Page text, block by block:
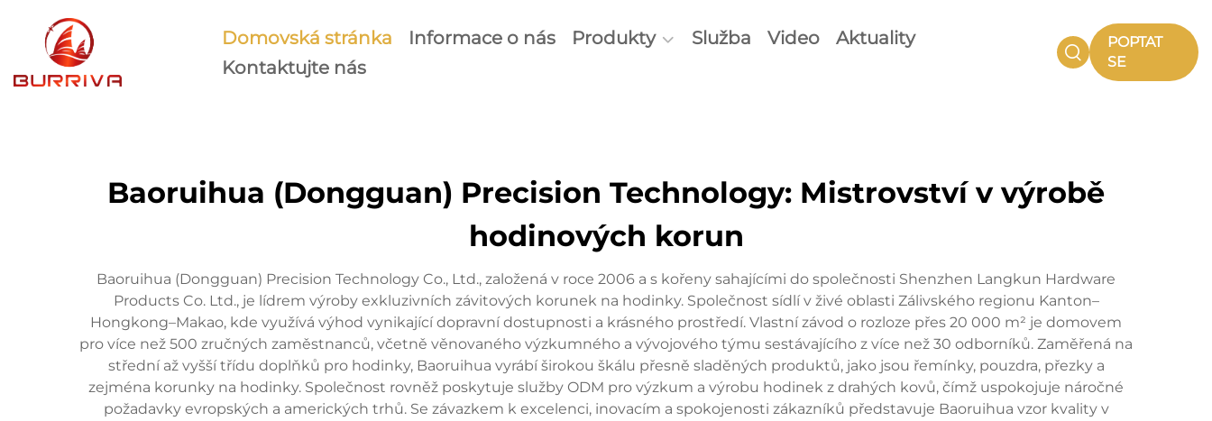
Domovská stránka Informace o nás Produkty Služba Video
Aktuality
Kontaktujte nás
POPTAT
SE
Baoruihua (Dongguan) Precision Technology: Mistrovství v výrobě
hodinových korun
Baoruihua (Dongguan) Precision Technology Co., Ltd., založená v roce 2006 a s kořeny sahajícími do společnosti Shenzhen Langkun Hardware
Products Co. Ltd., je lídrem výroby exkluzivních závitových korunek na hodinky. Společnost sídlí v živé oblasti Zálivského regionu Kanton–
Hongkong–Makao, kde využívá výhod vynikající dopravní dostupnosti a krásného prostředí. Vlastní závod o rozloze přes 20 000 m² je domovem
pro více než 500 zručných zaměstnanců, včetně věnovaného výzkumného a vývojového týmu sestávajícího z více než 30 odborníků. Zaměřená na
střední až vyšší třídu doplňků pro hodinky, Baoruihua vyrábí širokou škálu přesně sladěných produktů, jako jsou řemínky, pouzdra, přezky a
zejména korunky na hodinky. Společnost rovněž poskytuje služby ODM pro výzkum a výrobu hodinek z drahých kovů, čímž uspokojuje náročné
požadavky evropských a amerických trhů. Se závazkem k excelenci, inovacím a spokojenosti zákazníků představuje Baoruihua vzor kvality v